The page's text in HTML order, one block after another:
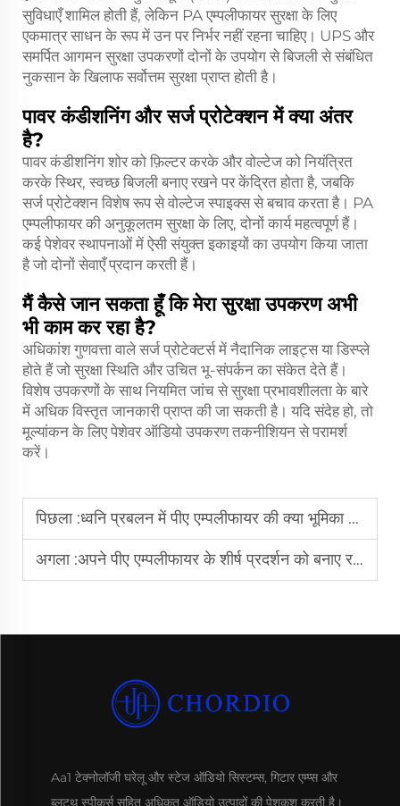
सुविधाएँ शामिल होती हैं, लेकिन PA एम्पलीफायर सुरक्षा के लिए
एकमात्र साधन के रूप में उन पर निर्भर नहीं रहना चाहिए। UPS और
समर्पित आगमन सुरक्षा उपकरणों दोनों के उपयोग से बिजली से संबंधित
नुकसान के खिलाफ सर्वोत्तम सुरक्षा प्राप्त होती है।
पावर कंडीशनिंग और सर्ज प्रोटेक्शन में क्या अंतर
है?
पावर कंडीशनिंग शोर को फ़िल्टर करके और वोल्टेज को नियंत्रित
करके स्थिर, स्वच्छ बिजली बनाए रखने पर केंद्रित होता है, जबकि
सर्ज प्रोटेक्शन विशेष रूप से वोल्टेज स्पाइक्स से बचाव करता है। PA
एम्पलीफायर की अनुकूलतम सुरक्षा के लिए, दोनों कार्य महत्वपूर्ण हैं।
कई पेशेवर स्थापनाओं में ऐसी संयुक्त इकाइयों का उपयोग किया जाता
है जो दोनों सेवाएँ प्रदान करती हैं।
मैं कैसे जान सकता हूँ कि मेरा सुरक्षा उपकरण अभी
भी काम कर रहा है?
अधिकांश गुणवत्ता वाले सर्ज प्रोटेक्टर्स में नैदानिक लाइट्स या डिस्प्ले
होते हैं जो सुरक्षा स्थिति और उचित भू-संपर्कन का संकेत देते हैं।
विशेष उपकरणों के साथ नियमित जांच से सुरक्षा प्रभावशीलता के बारे
में अधिक विस्तृत जानकारी प्राप्त की जा सकती है। यदि संदेह हो, तो
मूल्यांकन के लिए पेशेवर ऑडियो उपकरण तकनीशियन से परामर्श
करें।
पिछला :ध्वनि प्रबलन में पीए एम्पलीफायर की क्या भूमिका होती है?
अगला :अपने पीए एम्पलीफायर के शीर्ष प्रदर्शन को बनाए रखने के लिए कैसे?
Aa1 टेक्नोलॉजी घरेलू और स्टेज ऑडियो सिस्टम्स, गिटार एम्प्स और
ब्लूटूथ स्पीकर्स सहित अधिकृत ऑडियो उत्पादों की पेशकश करती है।